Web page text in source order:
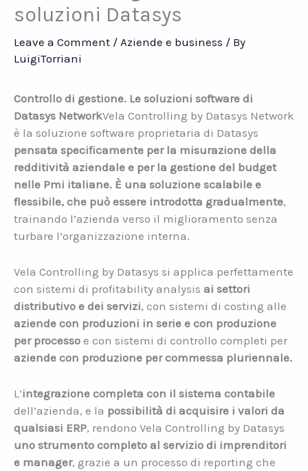
soluzioni Datasys
Leave a Comment / Aziende e business / By
LuigiTorriani
Controllo di gestione. Le soluzioni software di
Datasys NetworkVela Controlling by Datasys Network
è la soluzione software proprietaria di Datasys
pensata specificamente per la misurazione della
redditività aziendale e per la gestione del budget
nelle Pmi italiane. È una soluzione scalabile e
flessibile, che può essere introdotta gradualmente,
trainando l’azienda verso il miglioramento senza
turbare l’organizzazione interna.
Vela Controlling by Datasys si applica perfettamente
con sistemi di profitability analysis ai settori
distributivo e dei servizi, con sistemi di costing alle
aziende con produzioni in serie e con produzione
per processo e con sistemi di controllo completi per
aziende con produzione per commessa pluriennale.
L’integrazione completa con il sistema contabile
dell’azienda, e la possibilità di acquisire i valori da
qualsiasi ERP, rendono Vela Controlling by Datasys
uno strumento completo al servizio di imprenditori
e manager, grazie a un processo di reporting che